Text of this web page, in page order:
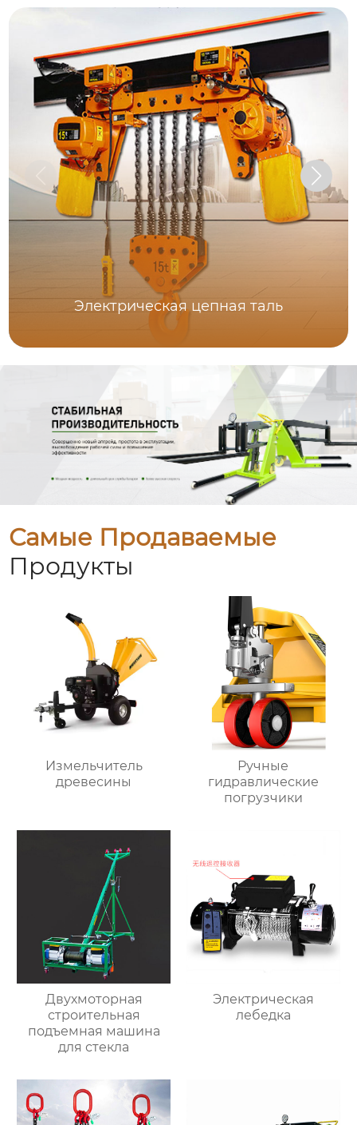
Электрическая цепная таль
Самые Продаваемые
Продукты
Измельчитель
древесины
Ручные
гидравлические
погрузчики
Двухмоторная
строительная
подъемная машина
для стекла
Электрическая
лебедка